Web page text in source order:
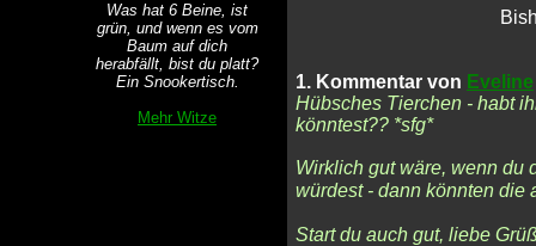
Was hat 6 Beine, ist
grün, und wenn es vom
Baum auf dich
herabfällt, bist du platt?
Ein Snookertisch.
Mehr Witze
1. Kommentar von Eveline
Hübsches Tierchen - habt
könntest?? *sfg*
Wirklich gut wäre, wenn du
würdest - dann könnten
Start du auch gut, liebe